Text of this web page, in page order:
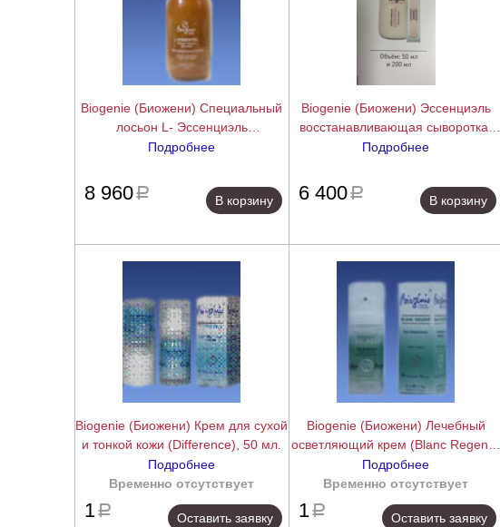
Biogenie (Биожени) Cпециальный
лосьон L- Эссенциэль
регенерирующий (Essentiel - Extrait
Подробнее
8 960a
В корзину
Biogenie (Биожени) Эссенциэль
восстанавливающая сыворотка-
крем 250 мл.
Подробнее
6 400a
В корзину
Biogenie (Биожени) Крем для сухой
и тонкой кожи (Difference), 50 мл.
подробнее
Подробнее
Временно отсутствует
1 a
Оставить заявку
Biogenie (Биожени) Лечебный
осветляющий крем (Blanc Regent),
50 мл
подробнее
Подробнее
Временно отсутствует
1 a
Оставить заявку